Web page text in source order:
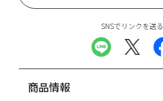
SNSでリンクを送る
商品情報